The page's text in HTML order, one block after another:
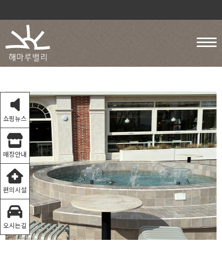
쇼핑뉴스
매장안내
편의시설
오시는길